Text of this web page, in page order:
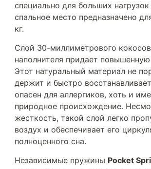
специально для больших
спальное место предназначено
кг.
Слой 30-миллиметрового
наполнителя придает
Этот натуральный материал не
держит и быстро
опасен для аллергиков, хоть и
природное происхождение.
жесткость, такой слой легко
воздух и обеспечивает его
полноценного сна.
Независимые пружины Pocket